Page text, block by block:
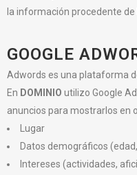
la información procedente
GOOGLE
Adwords es una plataforma
En DOMINIO utilizo Google
anuncios para mostrarlos en
Lugar
Datos demográficos
Intereses (actividades,